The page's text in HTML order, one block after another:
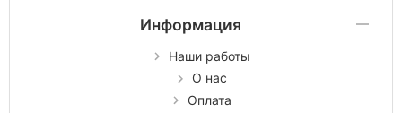
Информация
Наши работы
О нас
Оплата